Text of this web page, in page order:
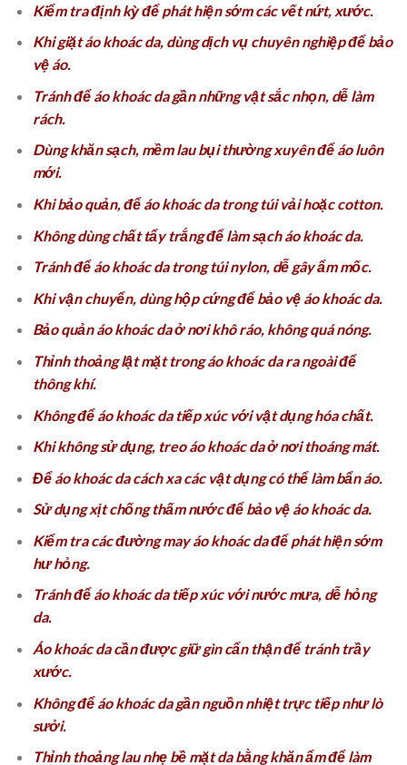
Kiểm tra định kỳ để phát hiện sớm các vết nứt, xước.
Khi giặt áo khoác da, dùng dịch vụ chuyên nghiệp để bảo
vệ áo.
Tránh để áo khoác da gần những vật sắc nhọn, dễ làm
rách.
Dùng khăn sạch, mềm lau bụi thường xuyên để áo luôn
mới.
Khi bảo quản, để áo khoác da trong túi vải hoặc cotton.
Không dùng chất tẩy trắng để làm sạch áo khoác da.
Tránh để áo khoác da trong túi nylon, dễ gây ẩm mốc.
Khi vận chuyển, dùng hộp cứng để bảo vệ áo khoác da.
Bảo quản áo khoác da ở nơi khô ráo, không quá nóng.
Thỉnh thoảng lật mặt trong áo khoác da ra ngoài để
thông khí.
Không để áo khoác da tiếp xúc với vật dụng hóa chất.
Khi không sử dụng, treo áo khoác da ở nơi thoáng mát.
Để áo khoác da cách xa các vật dụng có thể làm bẩn áo.
Sử dụng xịt chống thấm nước để bảo vệ áo khoác da.
Kiểm tra các đường may áo khoác da để phát hiện sớm
hư hỏng.
Tránh để áo khoác da tiếp xúc với nước mưa, dễ hỏng
da.
Áo khoác da cần được giữ gìn cẩn thận để tránh trầy
xước.
Không để áo khoác da gần nguồn nhiệt trực tiếp như lò
sưởi.
Thỉnh thoảng lau nhẹ bề mặt da bằng khăn ẩm để làm